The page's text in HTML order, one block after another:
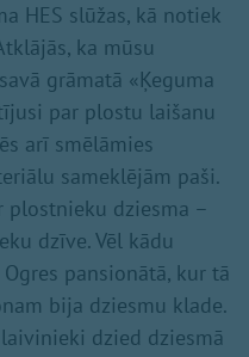
HES slūžas, kā notiek
ka mūsu
grāmatā «Ķeguma
par plostu laišanu
arī smēlāmies
sameklējām paši.
plostnieku dziesma –
dzīve. Vēl kādu
pansionātā, kur tā
bija dziesmu klade.
dzied dziesmā